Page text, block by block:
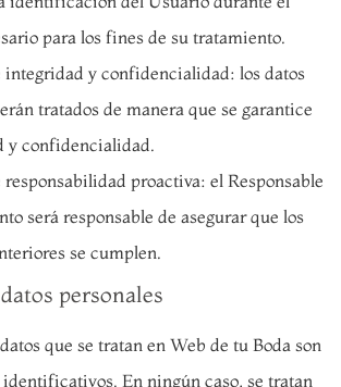
para los fines de su tratamiento.
y confidencialidad: los datos
tratados de manera que se garantice
y confidencialidad.
proactiva: el Responsable
será responsable de asegurar que los
se cumplen.
personales
que se tratan en Web de tu Boda son
En ningún caso, se tratan